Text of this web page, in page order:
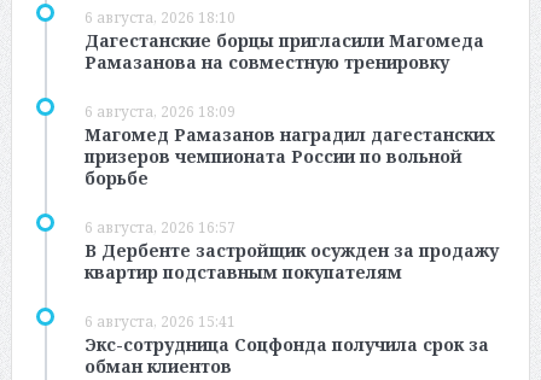
6 августа, 2026 18:10
Дагестанские борцы пригласили Магомеда
Рамазанова на совместную тренировку
6 августа, 2026 18:09
Магомед Рамазанов наградил дагестанских
призеров чемпионата России по вольной
борьбе
6 августа, 2026 16:57
В Дербенте застройщик осужден за продажу
квартир подставным покупателям
6 августа, 2026 15:41
Экс-сотрудница Соцфонда получила срок за
обман клиентов